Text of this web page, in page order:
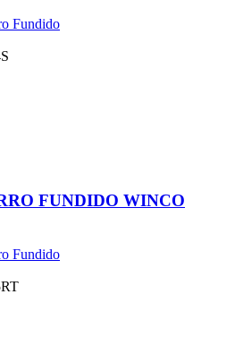
Fundido
FUNDIDO WINCO
Fundido